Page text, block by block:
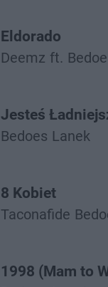
Eldorado
Deemz ft.
Jesteś
Bedoes Lanek
8 Kobiet
Taconafide
1998 (Mam to